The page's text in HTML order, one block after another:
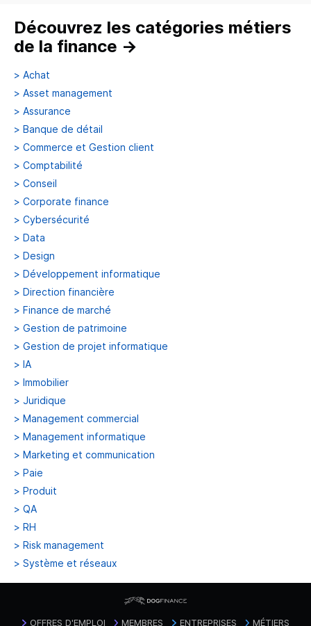
Découvrez les catégories métiers
de la finance →
> Achat
> Asset management
> Assurance
> Banque de détail
> Commerce et Gestion client
> Comptabilité
> Conseil
> Corporate finance
> Cybersécurité
> Data
> Design
> Développement informatique
> Direction financière
> Finance de marché
> Gestion de patrimoine
> Gestion de projet informatique
> IA
> Immobilier
> Juridique
> Management commercial
> Management informatique
> Marketing et communication
> Paie
> Produit
> QA
> RH
> Risk management
> Système et réseaux
OFFRES D'EMPLOI MEMBRES ENTREPRISES MÉTIERS